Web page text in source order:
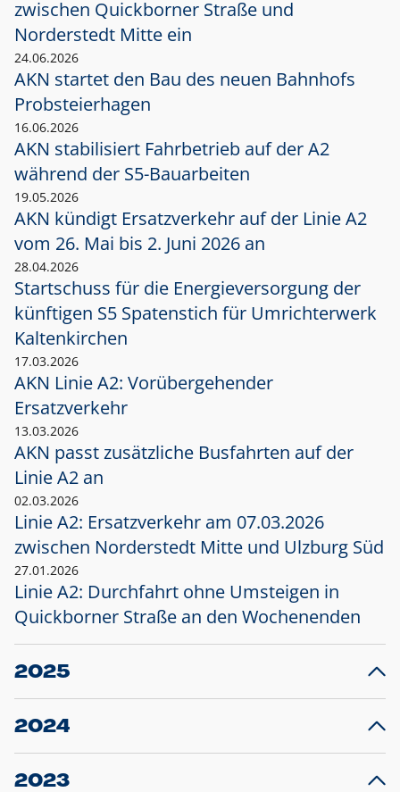
zwischen Quickborner Straße und
Norderstedt Mitte ein
24.06.2026
AKN startet den Bau des neuen Bahnhofs
Probsteierhagen
16.06.2026
AKN stabilisiert Fahrbetrieb auf der A2
während der S5-Bauarbeiten
19.05.2026
AKN kündigt Ersatzverkehr auf der Linie A2
vom 26. Mai bis 2. Juni 2026 an
28.04.2026
Startschuss für die Energieversorgung der
künftigen S5 Spatenstich für Umrichterwerk
Kaltenkirchen
17.03.2026
AKN Linie A2: Vorübergehender
Ersatzverkehr
13.03.2026
AKN passt zusätzliche Busfahrten auf der
Linie A2 an
02.03.2026
Linie A2: Ersatzverkehr am 07.03.2026
zwischen Norderstedt Mitte und Ulzburg Süd
27.01.2026
Linie A2: Durchfahrt ohne Umsteigen in
Quickborner Straße an den Wochenenden
2025
23.12.2025
Projekt S5: Start der Bauarbeiten am
2024
10.12.2024
Großprojekt S5: Sperrung der Bahnstraße in
2023